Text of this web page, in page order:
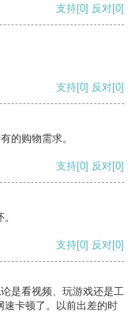
支持[0] 反对[0]
支持[0] 反对[0]
的购物需求。
支持[0] 反对[0]
支持[0] 反对[0]
是看视频、玩游戏还是工
速卡顿了。以前出差的时